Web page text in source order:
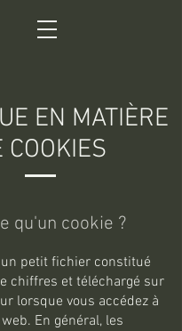
EN MATIÈRE
COOKIES
qu'un cookie ?
petit fichier constitué
chiffres et téléchargé sur
lorsque vous accédez à
En général, les